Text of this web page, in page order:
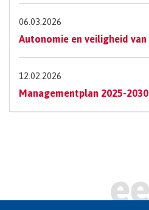
06.03.2026
Autonomie en veiligheid
12.02.2026
Managementplan 2025-2030